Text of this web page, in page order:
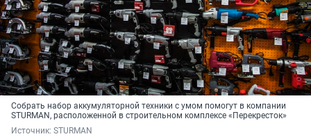
Собрать набор аккумуляторной техники с умом помогут в компании
STURMAN, расположенной в строительном комплексе «Перекресток»
Источник: STURMAN